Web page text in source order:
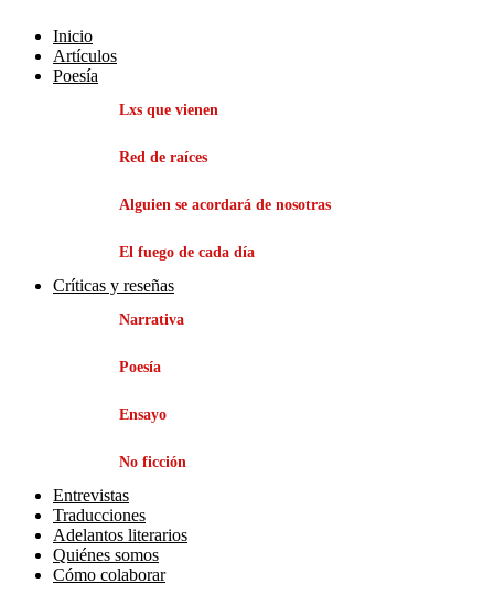
Inicio
Artículos
Poesía
Lxs que vienen
Red de raíces
Alguien se acordará de nosotras
El fuego de cada día
Críticas y reseñas
Narrativa
Poesía
Ensayo
No ficción
Entrevistas
Traducciones
Adelantos literarios
Quiénes somos
Cómo colaborar